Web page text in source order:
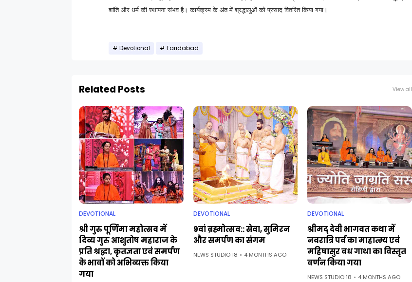
शांति और धर्म की स्थापना संभव है। कार्यक्रम के अंत में श्रद्धालुओं को प्रसाद वितरित किया गया।
Devotional Faridabad
Related Posts View all
DEVOTIONAL
श्री गुरु पूर्णिमा महोत्सव में
दिव्य गुरु आशुतोष महाराज के
प्रति श्रद्धा, कृतज्ञता एवं समर्पण
के भावों को अभिव्यक्त किया
गया
DEVOTIONAL
9वां ब्रह्मोत्सव:: सेवा, सुमिरन
और समर्पण का संगम
NEWS STUDIO 18 4 MONTHS AGO
DEVOTIONAL
श्रीमद् देवी भागवत कथा में
नवरात्रि पर्व का माहात्म्य एवं
महिषासुर वध गाथा का विस्तृत
वर्णन किया गया
NEWS STUDIO 18 4 MONTHS AGO